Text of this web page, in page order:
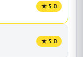
★ 5.0
★ 5.0